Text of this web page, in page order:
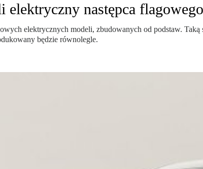
następca
elektrycznych modeli, zbudowanych od podstaw.
będzie równolegle.